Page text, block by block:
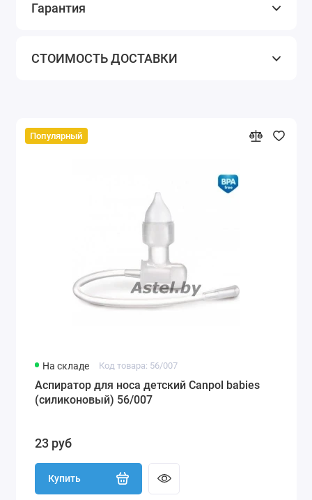
Гарантия
СТОИМОСТЬ ДОСТАВКИ
Популярный
На складе Код товара: 56/007
Аспиратор для носа детский Canpol babies
(силиконовый) 56/007
23 руб
Купить